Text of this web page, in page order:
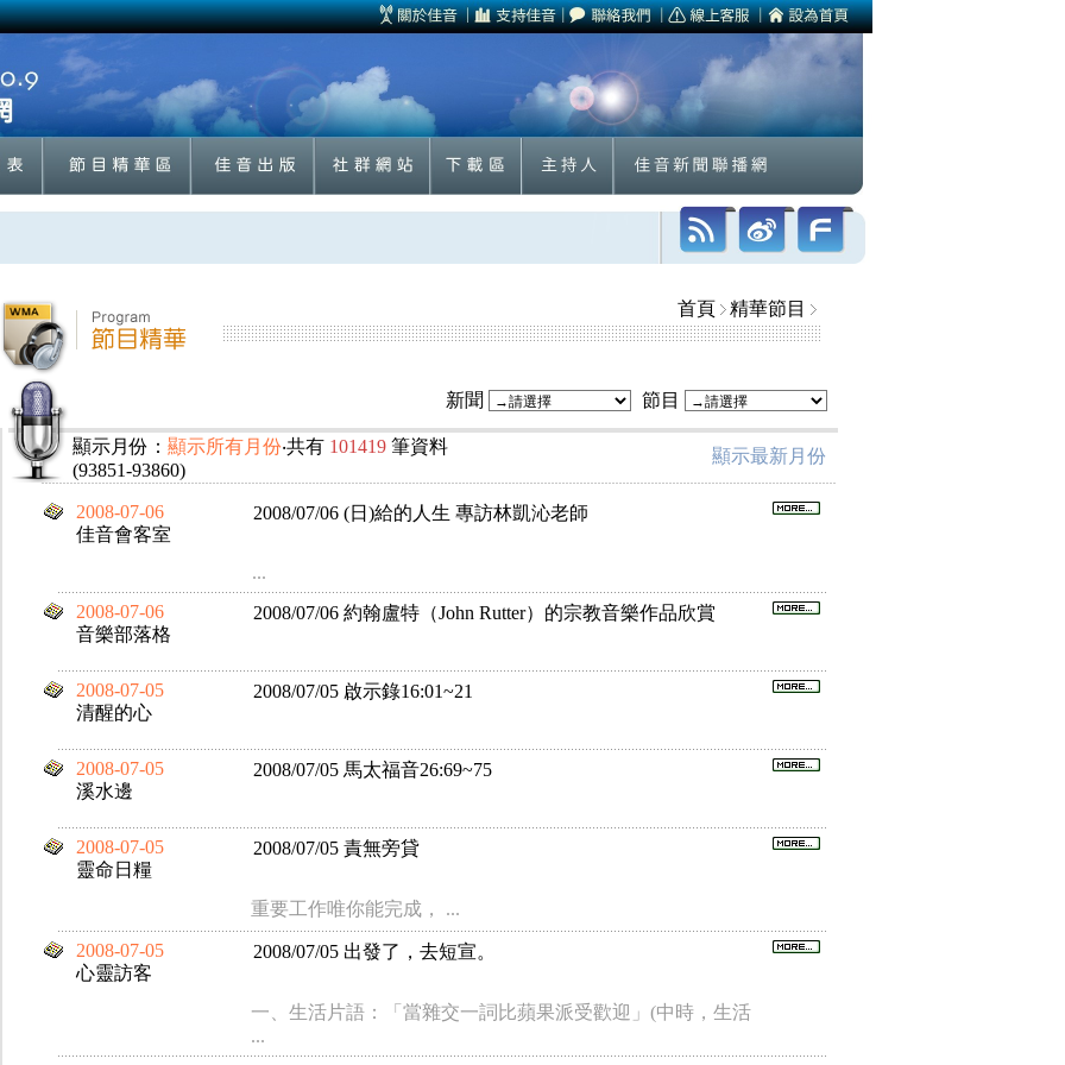
首頁 精華節目
新聞 節目
顯示月份： 顯示所有月份‧共有 101419筆資料
(93851-93860)
顯示最新月份
2008-07-06
佳音會客室
2008/07/06 (日)給的人生 專訪林凱沁老師
...
2008-07-06
音樂部落格
2008/07/06 約翰盧特（John Rutter）的宗教音樂作品欣賞
2008-07-05
清醒的心
2008/07/05 啟示錄16:01~21
2008-07-05
溪水邊
2008/07/05 馬太福音26:69~75
2008-07-05
靈命日糧
2008/07/05 責無旁貸
重要工作唯你能完成， ...
2008-07-05
心靈訪客
2008/07/05 出發了，去短宣。
一、生活片語：「當雜交一詞比蘋果派受歡迎」(中時，生活
...